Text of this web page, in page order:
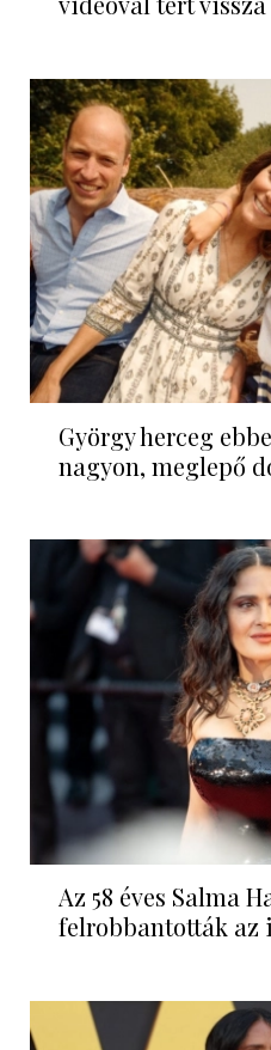
György herceg
nagyon, meglepő
Az 58 éves Salma
felrobbantották az